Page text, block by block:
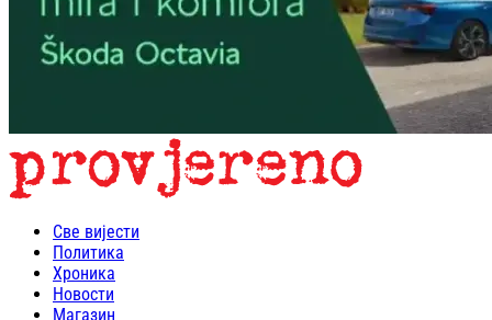
Све вијести
Политика
Хроника
Новости
Магазин